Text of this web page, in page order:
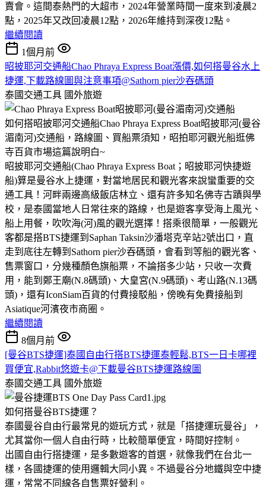
賣會。這間泰熱門的大超市，2024年營業時間一度來到凌晨2
點，2025年又改回凌晨12點，2026年維持到深夜12點。
繼續閱讀
1個月前
昭披耶河交通船Chao Phraya Express Boat漲價,如何搭曼谷水上
捷運,下載路線圖與注意事項@Sathorn pier沙吞碼頭
泰國交通工具 國外旅遊
如何搭昭披耶河交通船Chao Phraya Express Boat昭披耶河(曼谷
湄南河)交通船，路線圖、買船票須知，昭拍耶河觀光船逛佛
寺百貨市場這篇說明白~
昭披耶河交通船(Chao Phraya Express Boat；昭披耶河快捷遊
船)算是曼谷水上捷運，對當地居民和觀光客來說蠻重要的交
通工具！河畔兩邊高級飯店林立、還有許多知名佛寺古蹟與學
校，是泰國當地人日常往來的路線，也是遊客享受海上風光、
船上用餐，吹吹海(河)風的觀光選擇！搭乘很簡單，一般觀光
客都是搭BTS捷運到Saphan Taksin沙潘塔克辛站2號出口，直
走到底往左轉到Sathorn pier沙吞碼頭，會看到等船的觀光客、
售票窗口，分幾種顏色旗船票，不論搭多少站，只收一次費
用，能到鄭王廟(N.8碼頭)、大皇宮(N.9碼頭)、考山路(N.13碼
頭)，還有IconSiam百貨的付費接駁船，傍晚有免費接船到
Asiatique河濱夜市商圈。
繼續閱讀
8個月前
[曼谷BTS捷運]泰國自由行搭BTS捷運泰輕鬆,BTS一日卡哪裡
買便宜,Rabbit悠遊卡@下載曼谷BTS捷運路線圖
泰國交通工具 國外旅遊
如何搭曼谷BTS捷運？
泰國曼谷自由行最常見的遊玩方式，就是「搭捷運玩曼谷」，
尤其當你一個人自由行時，比較簡單便宜，時間好控制。
出國自由行搭捷運，是多數遊客的首選，就像我們在台北一
樣，各國捷運的使用邏輯大同小異。不過曼谷分地鐵與空中捷
運，常常不同線各自售票好營利。